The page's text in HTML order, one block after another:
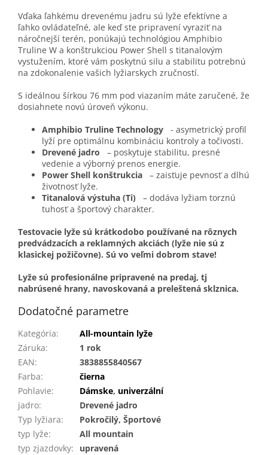
Vďaka ľahkému drevenému jadru sú lyže efektívne a
ľahko ovládateľné, ale keď ste pripravení vyraziť na
náročnejší terén, ponúkajú technológiou Amphibio
Truline W a konštrukciou Power Shell s titanalovým
vystužením, ktoré vám poskytnú silu a stabilitu potrebnú
na zdokonalenie vašich lyžiarskych zručností.
S ideálnou šírkou 76 mm pod viazaním máte zaručené, že
dosiahnete novú úroveň výkonu.
Amphibio Truline Technology
- asymetrický profil
lyží pre optimálnu kombináciu kontroly a točivosti.
Drevené jadro
– poskytuje stabilitu, presné
vedenie a výborný prenos energie.
Power Shell konštrukcia
– zaisťuje pevnosť a dlhú
životnosť lyže.
Titanalová výstuha (Ti)
– dodáva lyžiam torznú
tuhosť a športový charakter.
Testovacie lyže sú krátkodobo používané na rôznych
predvádzacích a reklamných akciách (lyže nie sú z
klasickej požičovne). Sú vo veľmi dobrom stave!
Lyže sú profesionálne pripravené na predaj, tj
nabrúsené hrany, navoskovaná a preleštená sklznica.
Dodatočné parametre
Kategória:
All-mountain lyže
Záruka:
1 rok
EAN:
3838855840567
Farba:
čierna
Pohlavie: Dámske, univerzální
jadro:
Drevené jadro
Typ lyžiara:
Pokročilý, Športové
typ lyže:
All mountain
typ zjazdovky: upravená